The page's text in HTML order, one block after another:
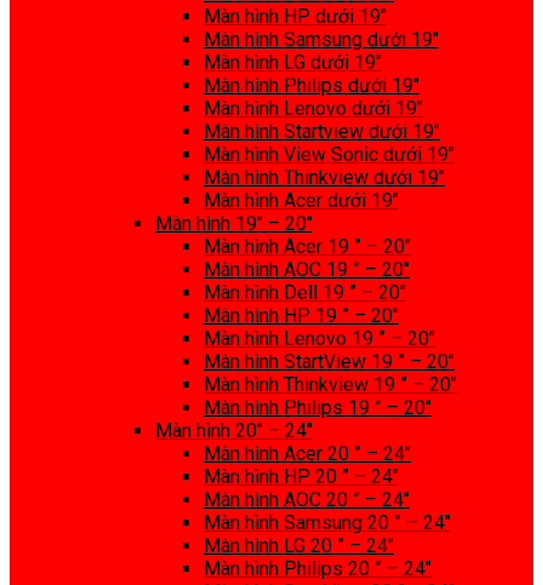
Màn hình HP dưới 19″
Màn hình Samsung dưới 19″
Màn hình LG dưới 19″
Màn hình Philips dưới 19″
Màn hình Lenovo dưới 19″
Màn hình Startview dưới 19″
Màn hình View Sonic dưới 19″
Màn hình Thinkview dưới 19″
Màn hình Acer dưới 19″
Màn hình 19″ – 20″
Màn hình Acer 19 ” – 20″
Màn hình AOC 19 ” – 20″
Màn hình Dell 19 ” – 20″
Màn hình HP 19 ” – 20″
Màn hình Lenovo 19 ” – 20″
Màn hình StartView 19 ” – 20″
Màn hình Thinkview 19 ” – 20″
Màn hình Philips 19 ” – 20″
Màn hình 20″ – 24″
Màn hình Acer 20 ” – 24″
Màn hình HP 20 ” – 24″
Màn hình AOC 20 ” – 24″
Màn hình Samsung 20 ” – 24″
Màn hình LG 20 ” – 24″
Màn hình Philips 20 ” – 24″